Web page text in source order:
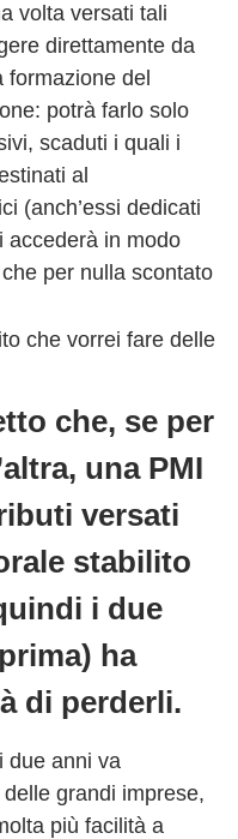
volta versati tali
direttamente da
del
potrà farlo solo
scaduti i quali i
al
(anch’essi dedicati
accederà in modo
per nulla scontato
che vorrei fare delle
che, se per
una PMI
versati
stabilito
i due
ha
di perderli.
due anni va
grandi imprese,
più facilità a